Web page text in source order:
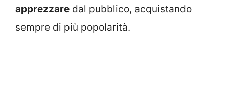
apprezzare dal pubblico, acquistando
sempre di più popolarità.